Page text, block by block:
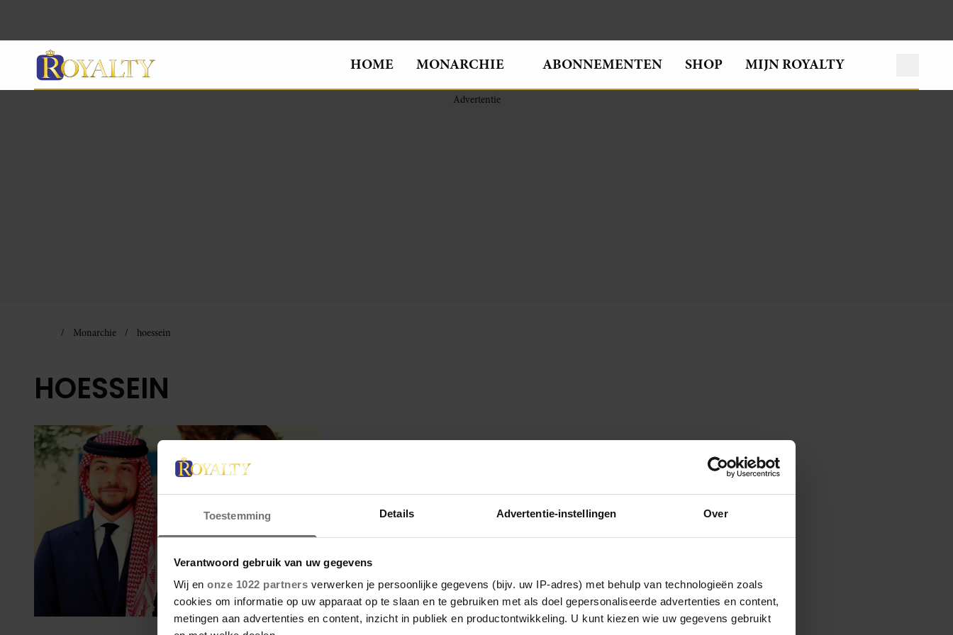
Toestemming Details Advertentie-instellingen Over
Verantwoord gebruik van uw gegevens
Wij en onze 1022 partners verwerken je persoonlijke gegevens (bijv. uw IP-adres) met behulp van technologieën zoals
cookies om informatie op uw apparaat op te slaan en te gebruiken met als doel gepersonaliseerde advertenties en content,
metingen aan advertenties en content, inzicht in publiek en productontwikkeling. U kunt kiezen wie uw gegevens gebruikt
HOME MONARCHIE ABONNEMENTEN SHOP MIJN ROYALTY
Monarchie hoessein
HOESSEIN